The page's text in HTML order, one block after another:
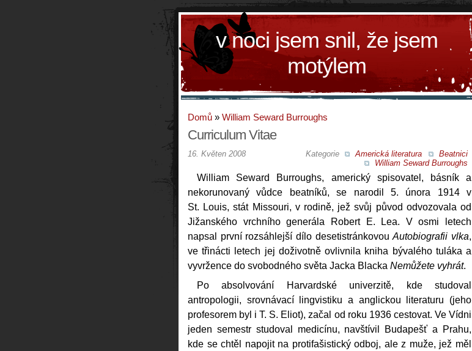
v noci jsem snil, že jsem
motýlem
Domů » William Seward Burroughs
Curriculum Vitae
Kategorie Americká literatura
Beatnici
William Seward Burroughs
16. Květen 2008
William Seward Burroughs, americký spisovatel, básník a
nekorunovaný vůdce beatníků, se narodil 5. února 1914 v
St. Louis, stát Missouri, v rodině, jež svůj původ odvozovala od
Jižanského vrchního generála Robert E. Lea. V osmi letech
napsal první rozsáhlejší dílo desetistránkovouAutobiografii vlka,
ve třinácti letech jej doživotně ovlivnila kniha bývalého tuláka a
vyvržence do svobodného světa Jacka Blacka Nemůžete vyhrát.
Po absolvování Harvardské univerzitě, kde studoval
antropologii, srovnávací lingvistiku a anglickou literaturu (jeho
profesorem byl i T. S. Eliot), začal od roku 1936 cestovat. Ve Vídni
jeden semestr studoval medicínu, navštívil Budapešť a Prahu,
kde se chtěl napojit na protifašistický odboj, ale z muže, jež měl